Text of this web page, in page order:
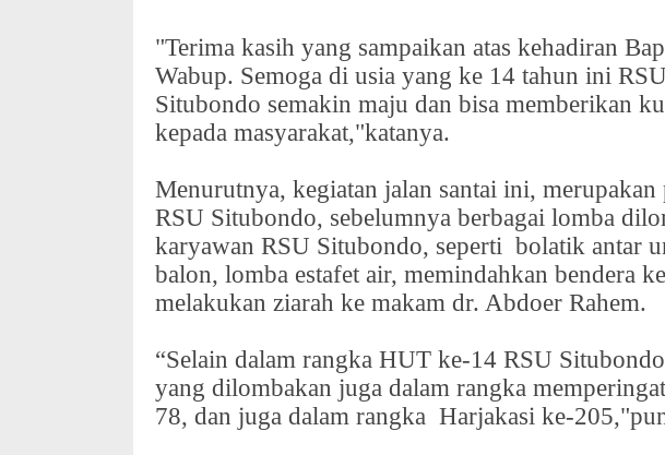
"Terima kasih yang sampaikan atas kehadiran
Wabup. Semoga di usia yang ke 14 tahun ini
Situbondo semakin maju dan bisa memberikan
kepada masyarakat,"katanya.
Menurutnya, kegiatan jalan santai ini,
RSU Situbondo, sebelumnya berbagai lomba
karyawan RSU Situbondo, seperti bolatik antar
balon, lomba estafet air, memindahkan bendera
melakukan ziarah ke makam dr. Abdoer Rahem.
“Selain dalam rangka HUT ke-14 RSU
yang dilombakan juga dalam rangka
78, dan juga dalam rangka Harjakasi ke-